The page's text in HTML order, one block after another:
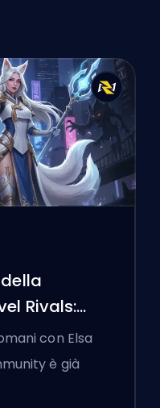
Rivals:
e l'Evento
con Elsa
è già